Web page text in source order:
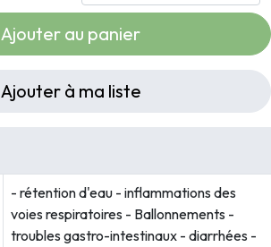
Ajouter au panier
Ajouter à ma liste
- rétention d'eau - inflammations des
voies respiratoires - Ballonnements -
troubles gastro-intestinaux - diarrhées -